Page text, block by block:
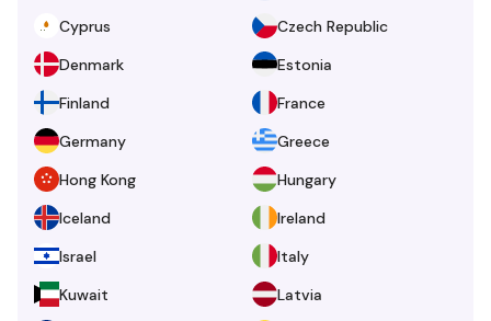
Cyprus
Czech Republic
Denmark
Estonia
Finland
France
Germany
Greece
Hong Kong
Hungary
Iceland
Ireland
Israel
Italy
Kuwait
Latvia